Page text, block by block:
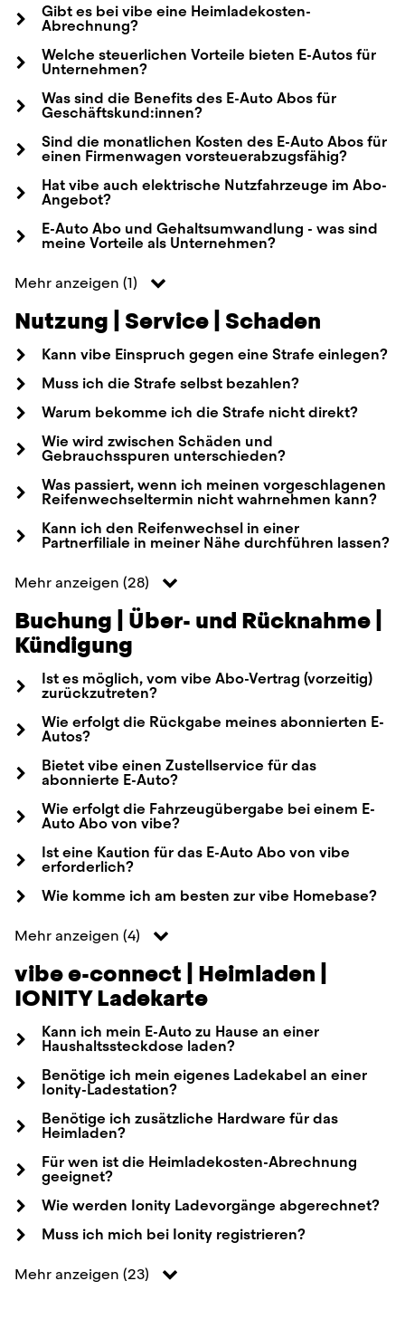
Gibt es bei vibe eine Heimladekosten-
Abrechnung?
Welche steuerlichen Vorteile bieten E-Autos für
Unternehmen?
Was sind die Benefits des E-Auto Abos für
Geschäftskund:innen?
Sind die monatlichen Kosten des E-Auto Abos für
einen Firmenwagen vorsteuerabzugsfähig?
Hat vibe auch elektrische Nutzfahrzeuge im Abo-
Angebot?
E-Auto Abo und Gehaltsumwandlung - was sind
meine Vorteile als Unternehmen?
Mehr anzeigen (1)
Nutzung | Service | Schaden
Kann vibe Einspruch gegen eine Strafe einlegen?
Muss ich die Strafe selbst bezahlen?
Warum bekomme ich die Strafe nicht direkt?
Wie wird zwischen Schäden und
Gebrauchsspuren unterschieden?
Was passiert, wenn ich meinen vorgeschlagenen
Reifenwechseltermin nicht wahrnehmen kann?
Kann ich den Reifenwechsel in einer
Partnerfiliale in meiner Nähe durchführen lassen?
Mehr anzeigen (28)
Buchung | Über- und Rücknahme |
Kündigung
Ist es möglich, vom vibe Abo-Vertrag (vorzeitig)
zurückzutreten?
Wie erfolgt die Rückgabe meines abonnierten E-
Autos?
Bietet vibe einen Zustellservice für das
abonnierte E-Auto?
Wie erfolgt die Fahrzeugübergabe bei einem E-
Auto Abo von vibe?
Ist eine Kaution für das E-Auto Abo von vibe
erforderlich?
Wie komme ich am besten zur vibe Homebase?
Mehr anzeigen (4)
vibe e-connect | Heimladen |
IONITY Ladekarte
Kann ich mein E-Auto zu Hause an einer
Haushaltssteckdose laden?
Benötige ich mein eigenes Ladekabel an einer
Ionity-Ladestation?
Benötige ich zusätzliche Hardware für das
Heimladen?
Für wen ist die Heimladekosten-Abrechnung
geeignet?
Wie werden Ionity Ladevorgänge abgerechnet?
Muss ich mich bei Ionity registrieren?
Mehr anzeigen (23)